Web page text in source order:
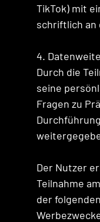
TikTok) mit
schriftlich an
4.
Durch die
seine
Fragen zu
Der Nutzer
Teilnahme
der